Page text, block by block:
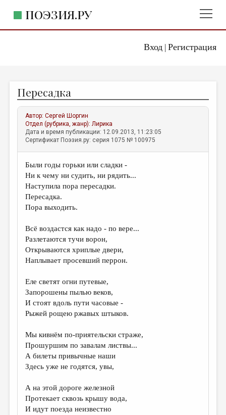
Вход| Регистрация
ПОЭЗИЯ.РУ
ЖАНРЫ
АВТОРЫ
КОММЕНТАРИИ
ЛИТСАЛОН
НОВОСТИ
ПРАВИЛА САЙТА
ОТДЕЛЫ И РУБРИКИ
ИЗБРАННОЕ
ДАЙДЖЕСТ
ПРОИЗВЕДЕНИЯ
ПЕРЕВОДЫ
КОНКУРСЫ
ДЕТСКАЯ КОМНАТА
КНИЖНАЯ ПОЛКА
ОБЗОР ЛИТЕРАТУРЫ
СТРАНИЦЫ ПАМЯТИ
ОБЪЯВЛЕНИЯ
КОЛОНКА РЕДАКТОРА
Пересадка
Автор:Сергей Шоргин
Отдел (рубрика, жанр):Лирика
Дата и время публикации: 12.09.2013, 11:23:05
Сертификат Поэзия.ру: серия 1075 № 100975
Были годы горьки или сладки -
Ни к чему ни судить, ни рядить...
Наступила пора пересадки.
Пересадка.
Пора выходить.
Всё воздастся как надо - по вере...
Разлетаются тучи ворон,
Открываются хриплые двери,
Наплывает просевший перрон.
Еле светят огни путевые,
Запорошены пылью веков,
И стоят вдоль пути часовые -
Рыжей рощею ржавых штыков.
Мы кивнём по-приятельски страже,
Прошуршим по завалам листвы...
А билеты привычные наши
Здесь уже не годятся, увы,
А на этой дороге железной
Протекает сквозь крышу вода,
И идут поезда неизвестно